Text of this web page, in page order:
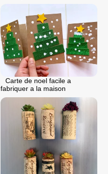
Carte de noel facile a
fabriquer a la maison